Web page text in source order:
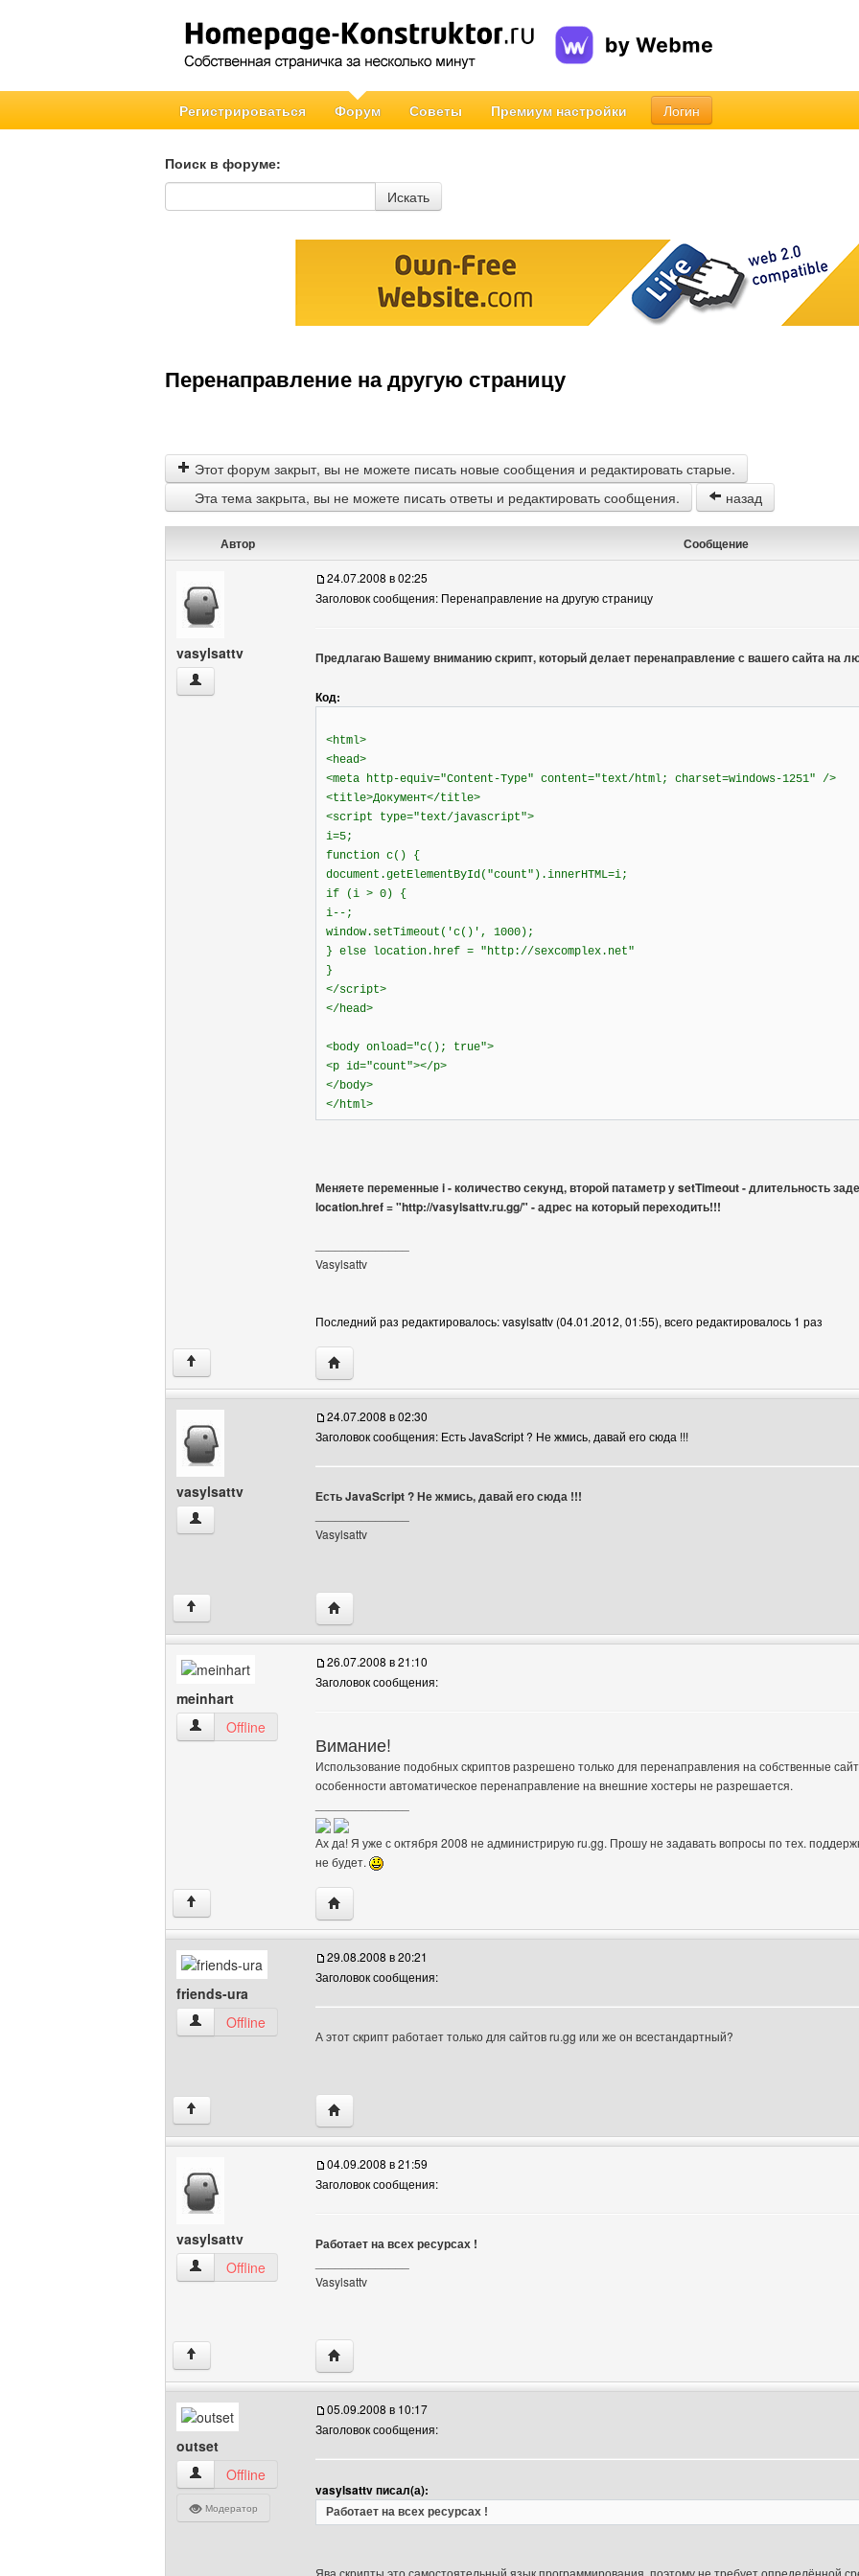
Регистрироваться Форум Советы Премиум настройки Логин
Поиск в форуме:
Поиск в форуме
Искать
Перенаправление на другую страницу
Этот форум закрыт, вы не можете писать новые сообщения и редактировать старые.
Эта тема закрыта, вы не можете писать ответы и редактировать сообщения.
назад
Автор Сообщение
vasylsattv
vasylsattv Посмотреть профиль
24.07.2008 в 02:25
Заголовок сообщения: Перенаправление на другую страницу
Предлагаю Вашему вниманию скрипт, который делает перенаправление с вашего сайта на
Код:
<html>
<head>
<meta http-equiv="Content-Type" content="text/html; charset=windows-1251" />
<title>Документ</title>
<script type="text/javascript">
i=5;
function c() {
document.getElementById("count").innerHTML=i;
if (i > 0) {
i--;
window.setTimeout('c()', 1000);
} else location.href = "http://sexcomplex.net"
}
</script>
</head>
<body onload="c(); true">
<p id="count"></p>
</body>
</html>
Меняете переменные i - количество секунд, второй патаметр у setTimeout - длительность
location.href = "http://vasylsattv.ru.gg/" - адрес на который переходить!!!
Vasylsattv
Последний раз редактировалось: vasylsattv (04.01.2012, 01:55), всего редактировалось 1 раз
↑ Посетить сайт автора: vasylsattv
vasylsattv
vasylsattv Посмотреть профиль
24.07.2008 в 02:30
Заголовок сообщения: Есть JavaScript ? Не жмись, давай его сюда !!!
Есть JavaScript ? Не жмись, давай его сюда !!!
Vasylsattv
↑ Посетить сайт автора: vasylsattv
meinhart
meinhart Посмотреть профиль
Offline
26.07.2008 в 21:10
Заголовок сообщения:
Вимание!
Использование подобных скриптов разрешено только для перенаправления на собственные
особенности автоматическое перенаправление на внешние хостеры не разрешается.
Ах да! Я уже с октября 2008 не администрирую ru.gg. Прошу не задавать вопросы по тех.
не будет.
↑ Посетить сайт автора: meinhart
friends-ura
friends-ura Посмотреть профиль
Offline
29.08.2008 в 20:21
Заголовок сообщения:
А этот скрипт работает только для сайтов ru.gg или же он всестандартный?
↑ Посетить сайт автора: friends-ura
vasylsattv
vasylsattv Посмотреть профиль
Offline
04.09.2008 в 21:59
Заголовок сообщения:
Работает на всех ресурсах !
Vasylsattv
↑ Посетить сайт автора: vasylsattv
outset
outset Посмотреть профиль
Offline
Модератор
05.09.2008 в 10:17
Заголовок сообщения:
vasylsattv писал(а):
Работает на всех ресурсах !
Ява скрипты это самостоятельный язык программирования, поэтому не требует определённой